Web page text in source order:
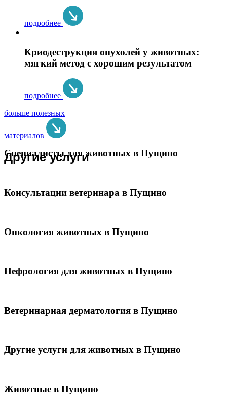
подробнее
Криодеструкция опухолей у животных:
мягкий метод с хорошим результатом
подробнее
больше полезных
материалов
Другие услуги
Специалисты для животных в Пущино
Консультации ветеринара в Пущино
Онкология животных в Пущино
Нефрология для животных в Пущино
Ветеринарная дерматология в Пущино
Другие услуги для животных в Пущино
Животные в Пущино